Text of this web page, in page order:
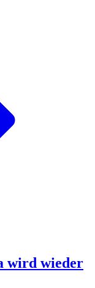
wird wieder